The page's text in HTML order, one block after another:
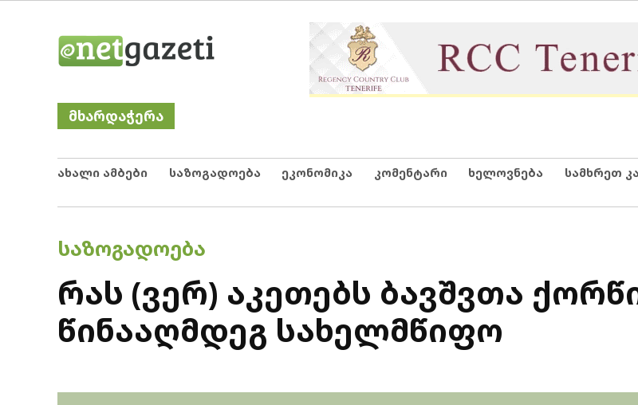
Netgazeti
მხარდაჭერა
ახალი ამბები საზოგადოება ეკონომიკა კომენტარი ხელოვნება სამხრეთ
POSTED
ᲡᲐᲖᲝᲒᲐᲓᲝᲔᲑᲐ
რას (ვერ) აკეთებს ბავშვთა
წინააღმდეგ სახელმწიფო